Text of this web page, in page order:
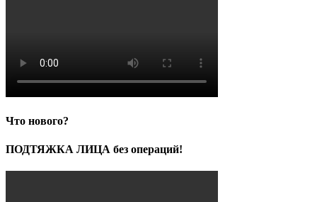
Что нового?
ПОДТЯЖКА ЛИЦА без операций!